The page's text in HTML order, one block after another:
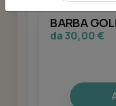
BARBA
da 30,00 €